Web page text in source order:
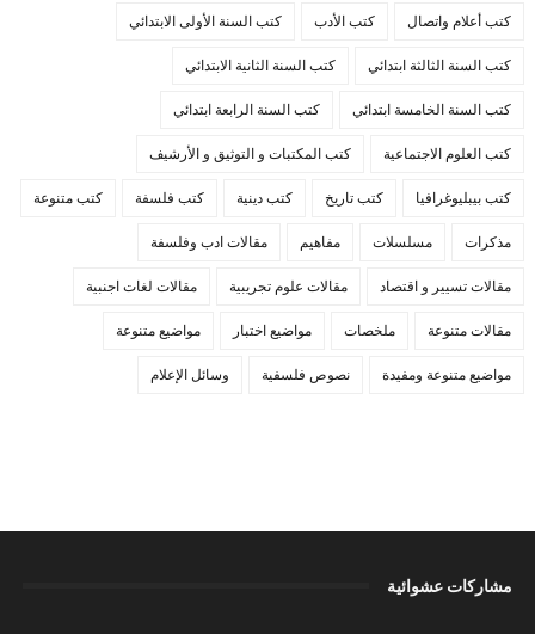
كتب أعلام واتصال كتب الأدب كتب السنة الأولى الابتدائي
كتب السنة الثالثة ابتدائي كتب السنة الثانية الابتدائي
كتب السنة الخامسة ابتدائي كتب السنة الرابعة ابتدائي
كتب العلوم الاجتماعية كتب المكتبات و التوثيق و الأرشيف
كتب بيبليوغرافيا كتب تاريخ كتب دينية كتب فلسفة كتب متنوعة
مذكرات مسلسلات مفاهيم مقالات ادب وفلسفة
مقالات تسيير و اقتصاد مقالات علوم تجريبية مقالات لغات اجنبية
مقالات متنوعة ملخصات مواضيع اختبار مواضيع متنوعة
مواضيع متنوعة ومفيدة نصوص فلسفية وسائل الإعلام
مشاركات عشوائية